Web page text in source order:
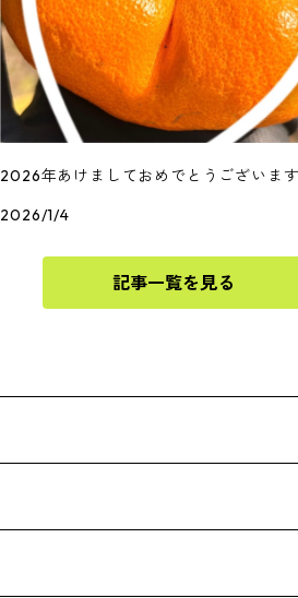
2026年あけましておめでとうございま
2026/1/4
記事一覧を見る